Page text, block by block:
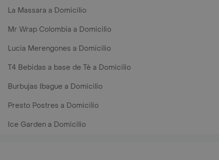
La Massara a Domicilio
Mr Wrap Colombia a Domicilio
Lucia Merengones a Domicilio
T4 Bebidas a base de Tè a Domicilio
Burbujas Ibague a Domicilio
Presto Postres a Domicilio
Ice Garden a Domicilio